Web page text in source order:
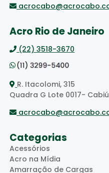
Acro Rio de Janeiro
(22) 3518-3670
R. Itacolomi, 315
Quadra G Lote 0017-
Categorias
Acessórios
Acro na Mídia
Amarração de Cargas